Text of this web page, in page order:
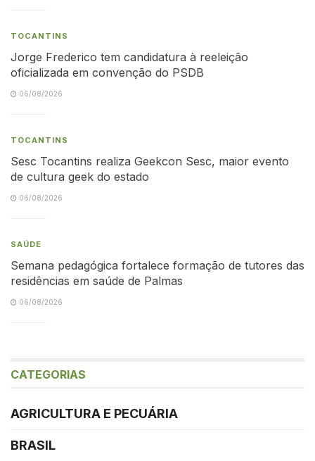
TOCANTINS
Jorge Frederico tem candidatura à reeleição
oficializada em convenção do PSDB
06/08/2026
TOCANTINS
Sesc Tocantins realiza Geekcon Sesc, maior evento
de cultura geek do estado
06/08/2026
SAÚDE
Semana pedagógica fortalece formação de tutores das
residências em saúde de Palmas
06/08/2026
CATEGORIAS
AGRICULTURA E PECUÁRIA
BRASIL